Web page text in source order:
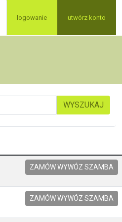
logowanie utwórz konto
WYSZUKAJ
ZAMÓW WYWÓZ SZAMBA
ZAMÓW WYWÓZ SZAMBA